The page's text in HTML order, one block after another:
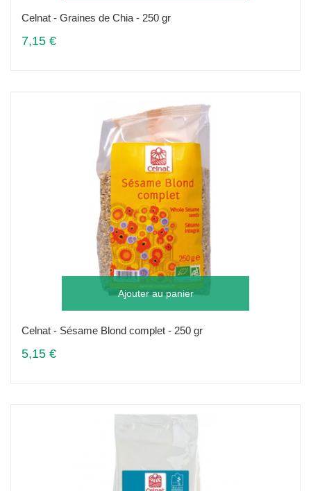
Celnat - Graines de Chia - 250 gr
7,15 €
Ajouter au panier
Celnat - Sésame Blond complet - 250 gr
5,15 €